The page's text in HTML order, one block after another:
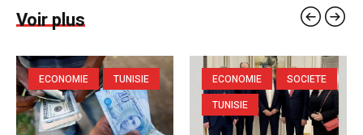
Voir plus
ECONOMIE TUNISIE ECONOMIE
SOCIETE
TUNISIE